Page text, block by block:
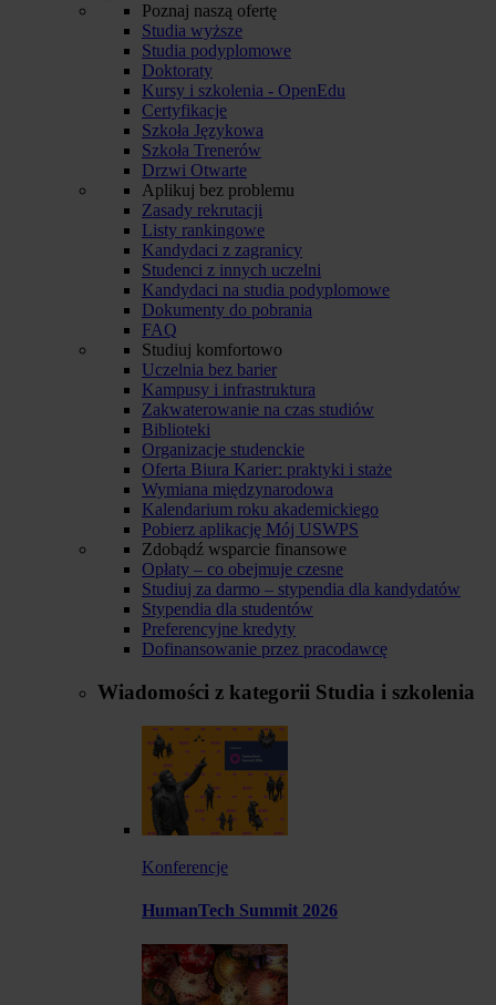
Poznaj naszą ofertę
Studia wyższe
Studia podyplomowe
Doktoraty
Kursy i szkolenia - OpenEdu
Certyfikacje
Szkoła Językowa
Szkoła Trenerów
Drzwi Otwarte
Aplikuj bez problemu
Zasady rekrutacji
Listy rankingowe
Kandydaci z zagranicy
Studenci z innych uczelni
Kandydaci na studia podyplomowe
Dokumenty do pobrania
FAQ
Studiuj komfortowo
Uczelnia bez barier
Kampusy i infrastruktura
Zakwaterowanie na czas studiów
Biblioteki
Organizacje studenckie
Oferta Biura Karier: praktyki i staże
Wymiana międzynarodowa
Kalendarium roku akademickiego
Pobierz aplikację Mój USWPS
Zdobądź wsparcie finansowe
Opłaty – co obejmuje czesne
Studiuj za darmo – stypendia dla kandydatów
Stypendia dla studentów
Preferencyjne kredyty
Dofinansowanie przez pracodawcę
Wiadomości z kategorii Studia i szkolenia
Konferencje
HumanTech Summit 2026